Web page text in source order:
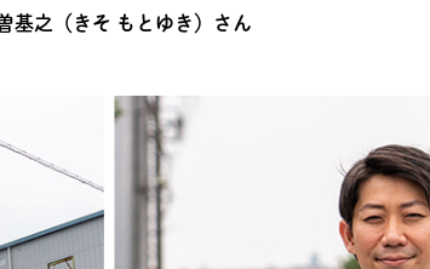
基之（きそ もとゆき）さん